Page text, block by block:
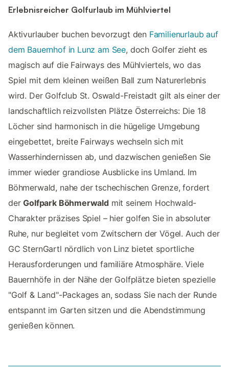
Erlebnisreicher Golfurlaub im Mühlviertel
Aktivurlauber buchen bevorzugt den Familienurlaub auf
dem Bauernhof in Lunz am See, doch Golfer zieht es
magisch auf die Fairways des Mühlviertels, wo das
Spiel mit dem kleinen weißen Ball zum Naturerlebnis
wird. Der Golfclub St. Oswald-Freistadt gilt als einer der
landschaftlich reizvollsten Plätze Österreichs: Die 18
Löcher sind harmonisch in die hügelige Umgebung
eingebettet, breite Fairways wechseln sich mit
Wasserhindernissen ab, und dazwischen genießen Sie
immer wieder grandiose Ausblicke ins Umland. Im
Böhmerwald, nahe der tschechischen Grenze, fordert
derGolfpark Böhmerwaldmit seinem Hochwald-
Charakter präzises Spiel – hier golfen Sie in absoluter
Ruhe, nur begleitet vom Zwitschern der Vögel. Auch der
GC SternGartl nördlich von Linz bietet sportliche
Herausforderungen und familiäre Atmosphäre. Viele
Bauernhöfe in der Nähe der Golfplätze bieten spezielle
"Golf & Land"-Packages an, sodass Sie nach der Runde
entspannt im Garten sitzen und die Abendstimmung
genießen können.